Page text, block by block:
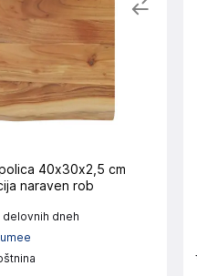
40x30x2,5 cm
naraven rob
dneh